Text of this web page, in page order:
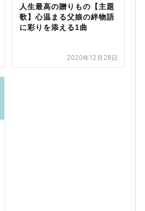
人生最高の贈りもの【主題
歌】心温まる父娘の絆物語
に彩りを添える1曲
2020年12月28日